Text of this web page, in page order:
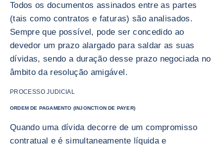
Todos os documentos assinados entre as partes
(tais como contratos e faturas) são analisados.
Sempre que possível, pode ser concedido ao
devedor um prazo alargado para saldar as suas
dívidas, sendo a duração desse prazo negociada no
âmbito da resolução amigável.
PROCESSO JUDICIAL
ORDEM DE PAGAMENTO (INJONCTION DE PAYER)
Quando uma dívida decorre de um compromisso
contratual e é simultaneamente líquida e